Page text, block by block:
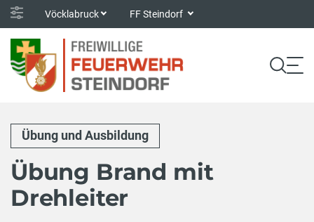
Vöcklabruck FF Steindorf
Übung und Ausbildung
Übung Brand mit
Drehleiter